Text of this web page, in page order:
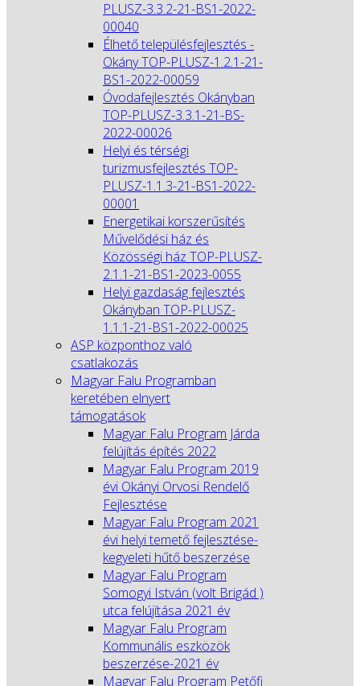
PLUSZ-3.3.2-21-BS1-2022-
00040
Élhető településfejlesztés -
Okány TOP-PLUSZ-1.2.1-21-
BS1-2022-00059
Óvodafejlesztés Okányban
TOP-PLUSZ-3.3.1-21-BS-
2022-00026
Helyi és térségi
turizmusfejlesztés TOP-
PLUSZ-1.1.3-21-BS1-2022-
00001
Energetikai korszerűsítés
Művelődési ház és
Közösségi ház TOP-PLUSZ-
2.1.1-21-BS1-2023-0055
Helyi gazdaság fejlesztés
Okányban TOP-PLUSZ-
1.1.1-21-BS1-2022-00025
ASP központhoz való
csatlakozás
Magyar Falu Programban
keretében elnyert
támogatások
Magyar Falu Program Járda
felújítás építés 2022
Magyar Falu Program 2019
évi Okányi Orvosi Rendelő
Fejlesztése
Magyar Falu Program 2021
évi helyi temető fejlesztése-
kegyeleti hűtő beszerzése
Magyar Falu Program
Somogyi István (volt Brigád )
utca felújítása 2021 év
Magyar Falu Program
Kommunális eszközök
beszerzése-2021 év
Magyar Falu Program Petőfi